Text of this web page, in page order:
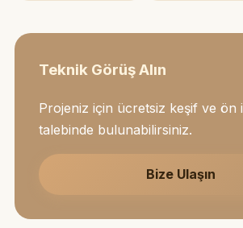
Teknik Görüş Alın
Projeniz için ücretsiz keşif ve ön
talebinde bulunabilirsiniz.
Bize Ulaşın